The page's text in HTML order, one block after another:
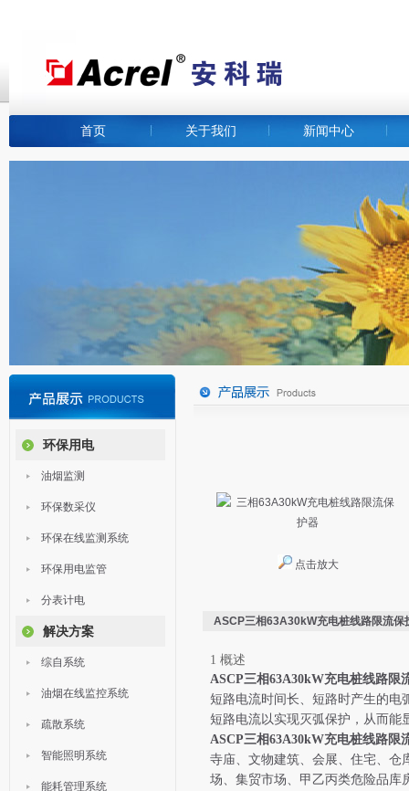
首页 关于我们 新闻中心
环保用电
油烟监测
环保数采仪
环保在线监测系统
环保用电监管
分表计电
解决方案
综自系统
油烟在线监控系统
疏散系统
智能照明系统
能耗管理系统
点击放大
ASCP三相63A30kW充电桩线路限流保
1 概述
ASCP三相63A30kW充电桩线路限
短路电流时间长、短路时产生的电
短路电流以实现灭弧保护，从而能
ASCP三相63A30kW充电桩线路限
寺庙、 文物建筑、 会展、住宅、仓
场、集贸市场、甲乙丙类危险品库